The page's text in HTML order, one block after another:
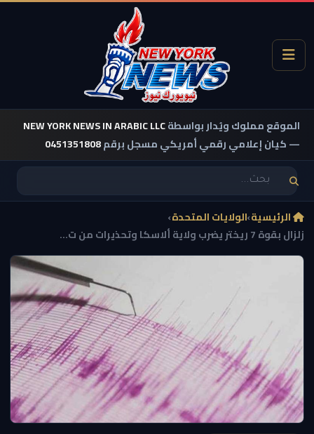
الموقع مملوك ويُدار بواسطةNEW YORK NEWS IN ARABIC LLC
— كيان إعلامي رقمي أمريكي مسجل برقم0451351808
الرئيسية›الولايات المتحدة›
زلزال بقوة 7 ريختر يضرب ولاية ألاسكا وتحذيرات من ت...